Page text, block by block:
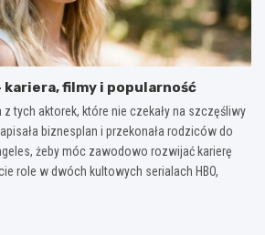
kariera, filmy i popularność
z tych aktorek, które nie czekały na szczęśliwy
biznesplan i przekonała rodziców do
żeby móc zawodowo rozwijać karierę
role w dwóch kultowych serialach HBO,